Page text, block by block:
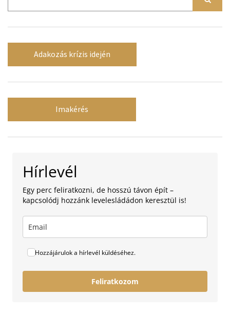
Adakozás krízis idején
Imakérés
Hírlevél
Egy perc feliratkozni, de hosszú távon épít –
kapcsolódj hozzánk levelesládádon keresztül is!
Hozzájárulok a hírlevél küldéséhez.
Feliratkozom